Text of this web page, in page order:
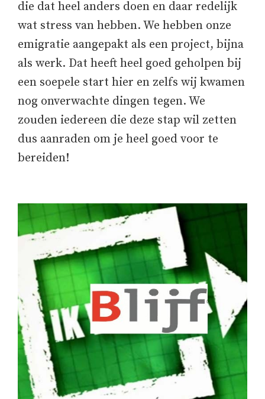
die dat heel anders doen en daar redelijk
wat stress van hebben. We hebben onze
emigratie aangepakt als een project, bijna
als werk. Dat heeft heel goed geholpen bij
een soepele start hier en zelfs wij kwamen
nog onverwachte dingen tegen. We
zouden iedereen die deze stap wil zetten
dus aanraden om je heel goed voor te
bereiden!